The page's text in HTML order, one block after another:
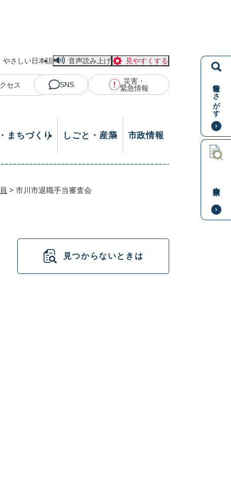
情報をさがす
やさしい日本語 音声読み上げ 見やすくする
セス SNS
災害・
緊急情報
まちづくり しごと・産業 市政情報
> 市川市退職手当審査会
見つからないときは